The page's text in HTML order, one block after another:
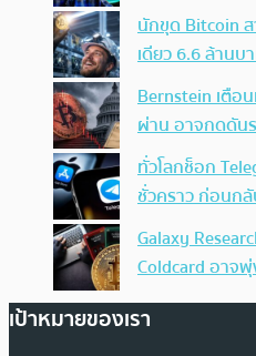
นักขุด Bitcoin
เดียว 6.6 ล้าน
Bernstein เตือ
ผ่าน อาจกดดัน
ทั่วโลกช็อก
ชั่วคราว ก่อนก
Galaxy
Coldcard อาจ
เป้าหมายของเรา